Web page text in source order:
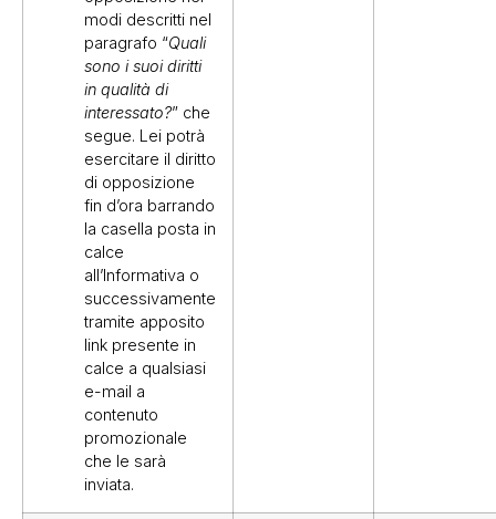
modi descritti nel
paragrafo “Quali
sono i suoi diritti
in qualità di
interessato?” che
segue. Lei potrà
esercitare il diritto
di opposizione
fin d’ora barrando
la casella posta in
calce
all’Informativa o
successivamente
tramite apposito
link presente in
calce a qualsiasi
e-mail a
contenuto
promozionale
che le sarà
inviata.